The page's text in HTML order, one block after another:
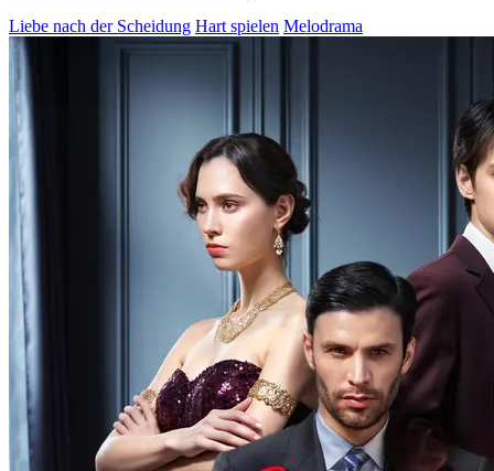
Liebe nach der Scheidung Hart spielen Melodrama